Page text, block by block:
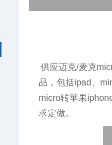
供应迈克/麦克
品，包括ipad、
micro转苹果
求定做。